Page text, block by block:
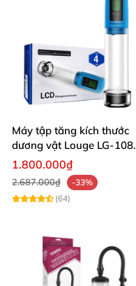
Máy tập tăng kích thước
dương vật Louge LG-108
hiệu quả an toàn
1.800.000₫
2.687.000₫
-33%
(64)